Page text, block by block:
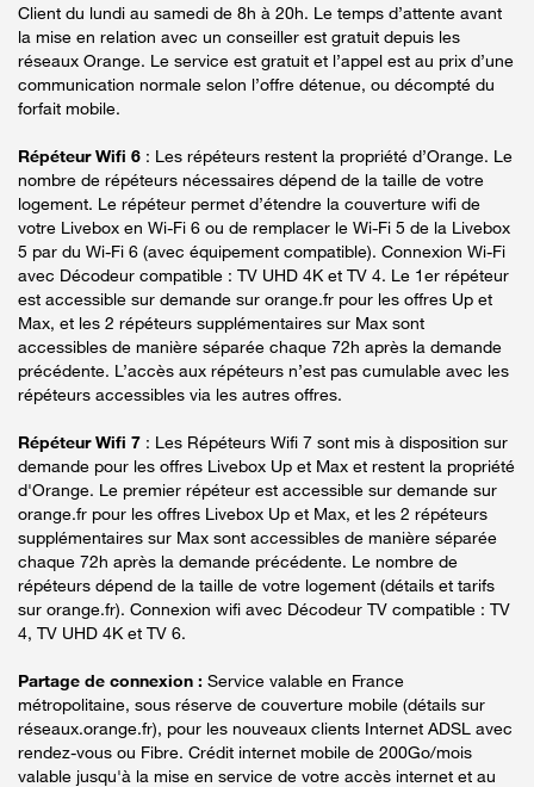
Client du lundi au samedi de 8h à 20h. Le temps d’attente avant
la mise en relation avec un conseiller est gratuit depuis les
réseaux Orange. Le service est gratuit et l’appel est au prix d’une
communication normale selon l’offre détenue, ou décompté du
forfait mobile.
Répéteur Wifi 6 : Les répéteurs restent la propriété d’Orange. Le
nombre de répéteurs nécessaires dépend de la taille de votre
logement. Le répéteur permet d’étendre la couverture wifi de
votre Livebox en Wi-Fi 6 ou de remplacer le Wi-Fi 5 de la Livebox
5 par du Wi-Fi 6 (avec équipement compatible). Connexion Wi-Fi
avec Décodeur compatible : TV UHD 4K et TV 4. Le 1er répéteur
est accessible sur demande sur orange.fr pour les offres Up et
Max, et les 2 répéteurs supplémentaires sur Max sont
accessibles de manière séparée chaque 72h après la demande
précédente. L’accès aux répéteurs n’est pas cumulable avec les
répéteurs accessibles via les autres offres.
Répéteur Wifi 7 : Les Répéteurs Wifi 7 sont mis à disposition sur
demande pour les offres Livebox Up et Max et restent la propriété
d'Orange. Le premier répéteur est accessible sur demande sur
orange.fr pour les offres Livebox Up et Max, et les 2 répéteurs
supplémentaires sur Max sont accessibles de manière séparée
chaque 72h après la demande précédente. Le nombre de
répéteurs dépend de la taille de votre logement (détails et tarifs
sur orange.fr). Connexion wifi avec Décodeur TV compatible : TV
4, TV UHD 4K et TV 6.
Partage de connexion : Service valable en France
métropolitaine, sous réserve de couverture mobile (détails sur
réseaux.orange.fr), pour les nouveaux clients Internet ADSL avec
rendez-vous ou Fibre. Crédit internet mobile de 200Go/mois
valable jusqu'à la mise en service de votre accès internet et au